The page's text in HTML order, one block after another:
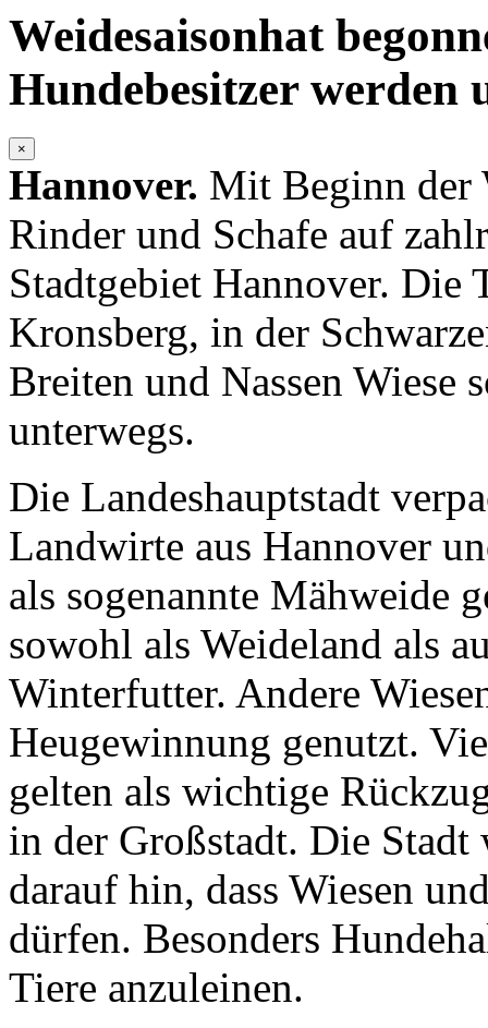
Weidesaisonhat
Hundebesitzer werden
×
Hannover. Mit Beginn der
Rinder und Schafe auf
Stadtgebiet Hannover. Die
Kronsberg, in der
Breiten und Nassen Wiese
unterwegs.
Die Landeshauptstadt
Landwirte aus Hannover
als sogenannte Mähweide
sowohl als Weideland als
Winterfutter. Andere
Heugewinnung genutzt.
gelten als wichtige
in der Großstadt. Die Stadt
darauf hin, dass Wiesen
dürfen. Besonders
Tiere anzuleinen.